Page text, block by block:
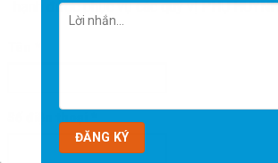
hạnh được phục vụ các quý vị PHỤ HUYNH